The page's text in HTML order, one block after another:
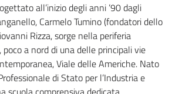
all’inizio degli anni ’90 dagli
Carmelo Tumino (fondatori dello
Rizza, sorge nella periferia
a nord di una delle principali vie
Viale delle Americhe. Nato
di Stato per l’Industria e